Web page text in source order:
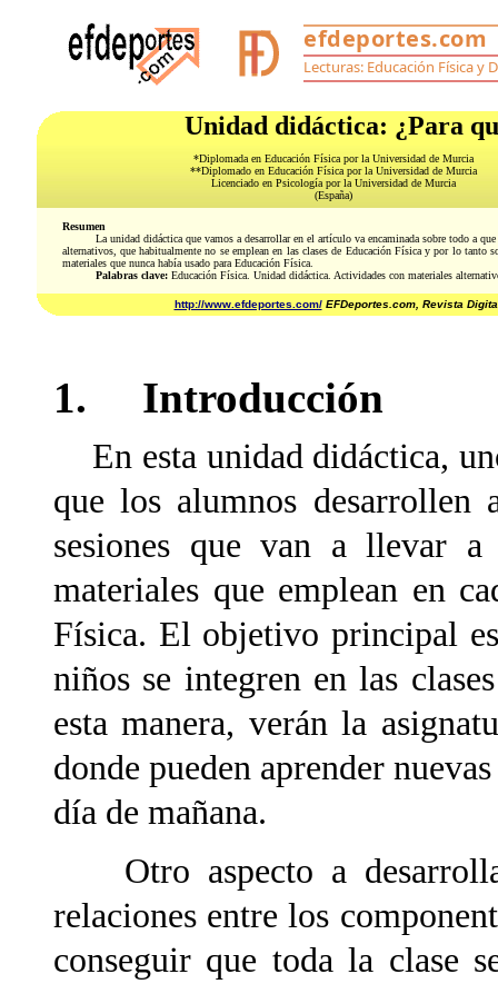
Unidad didáctica: ¿Para
*Diplomada en Educación Física por la Universidad de Murcia
**Diplomado en Educación Física por la Universidad de Murcia
Licenciado en Psicología por la Universidad de Murcia
(España)
Resumen
La unidad didáctica que vamos a desarrollar en el artículo va encaminada sobre todo a
alternativos, que habitualmente no se emplean en las clases de Educación Física y por lo
materiales que nunca había usado para Educación Física.
Palabras clave: Educación Física. Unidad didáctica. Actividades con materiales
http://www.efdeportes.com/ EFDeportes.com, Revista
1. Introducción
En esta unidad didáctica,
que los alumnos
sesiones que van a llevar
materiales que emplean en
Física. El objetivo principal
niños se integren en las
esta manera, verán la
donde pueden aprender
día de mañana.
Otro aspecto a
relaciones entre los
conseguir que toda la clase